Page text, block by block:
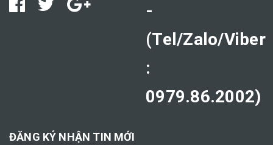
-
(Tel/Zalo/Viber
:
0979.86.2002)
ĐĂNG KÝ NHẬN TIN MỚI